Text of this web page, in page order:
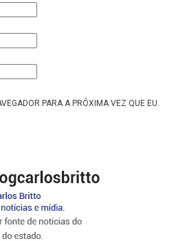
PARA A PRÓXIMA VEZ QUE EU